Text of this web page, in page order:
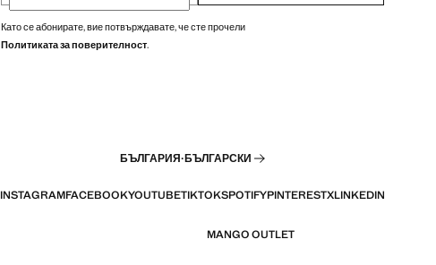
Като се абонирате, вие потвърждавате, че сте прочели
Политиката за поверителност.
БЪЛГАРИЯ·БЪЛГАРСКИ
INSTAGRAMFACEBOOKYOUTUBETIKTOKSPOTIFYPINTERESTXLINKEDIN
MANGO OUTLET